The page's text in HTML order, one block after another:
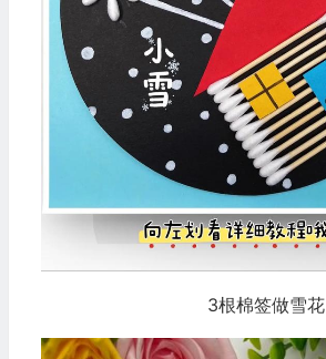
3根棉签做雪花